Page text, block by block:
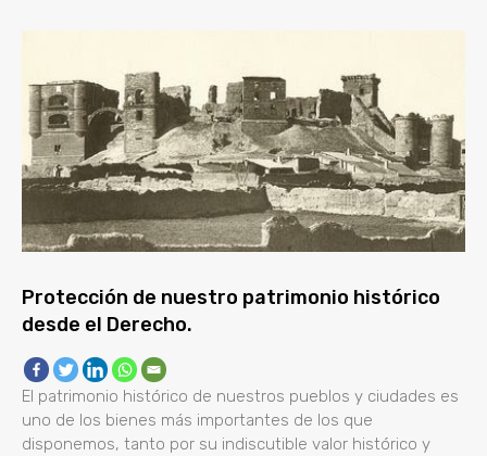
Protección de nuestro patrimonio histórico
desde el Derecho.
El patrimonio histórico de nuestros pueblos y ciudades es
uno de los bienes más importantes de los que
disponemos, tanto por su indiscutible valor histórico y